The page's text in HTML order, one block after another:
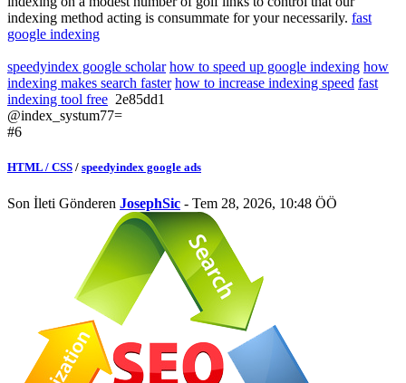
indexing method acting is consummate for your necessarily. fast
google indexing
speedyindex google scholar how to speed up google indexing how
indexing makes search faster how to increase indexing speed fast
indexing tool free 2e85dd1
@index_systum77=
#6
HTML / CSS / speedyindex google ads
Son İleti Gönderen JosephSic - Tem 28, 2026, 10:48 ÖÖ